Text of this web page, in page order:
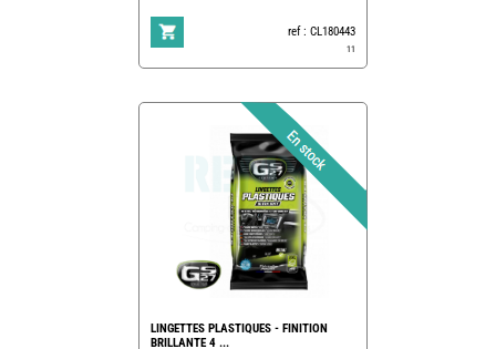
ref : CL180443
11
LINGETTES PLASTIQUES - FINITION
BRILLANTE 4 ...